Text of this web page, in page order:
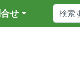
せ